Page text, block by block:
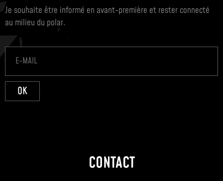
Je souhaite être informé en avant-première et rester connecté
au milieu du polar.
OK
CONTACT